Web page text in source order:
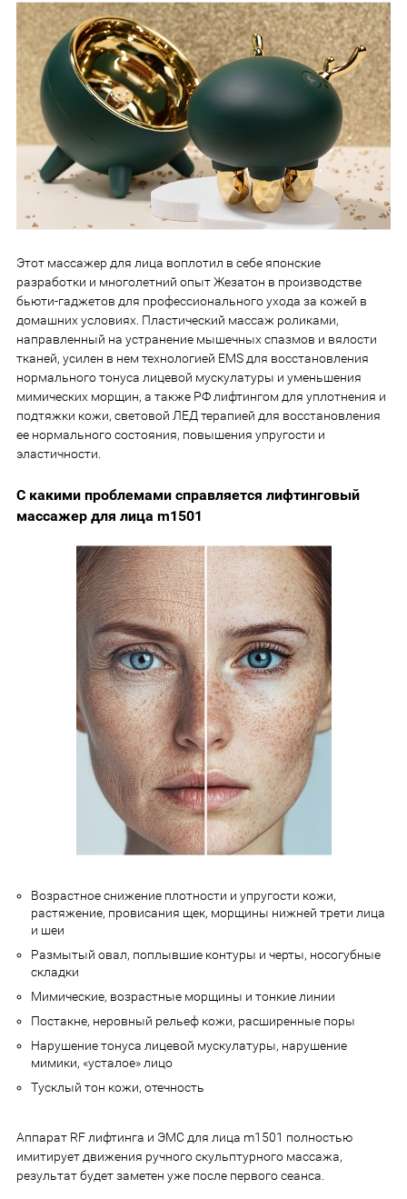
Этот массажер для лица воплотил в себе японские
разработки и многолетний опыт Жезатон в производстве
бьюти-гаджетов для профессионального ухода за кожей в
домашних условиях. Пластический массаж роликами,
направленный на устранение мышечных спазмов и вялости
тканей, усилен в нем технологией EMS для восстановления
нормального тонуса лицевой мускулатуры и уменьшения
мимических морщин, а также РФ лифтингом для уплотнения и
подтяжки кожи, световой ЛЕД терапией для восстановления
ее нормального состояния, повышения упругости и
эластичности.
С какими проблемами справляется лифтинговый
массажер для лица m1501
Возрастное снижение плотности и упругости кожи,
растяжение, провисания щек, морщины нижней трети лица
и шеи
Размытый овал, поплывшие контуры и черты, носогубные
складки
Мимические, возрастные морщины и тонкие линии
Постакне, неровный рельеф кожи, расширенные поры
Нарушение тонуса лицевой мускулатуры, нарушение
мимики, «усталое» лицо
Тусклый тон кожи, отечность
Аппарат RF лифтинга и ЭМС для лица m1501 полностью
имитирует движения ручного скульптурного массажа,
результат будет заметен уже после первого сеанса.